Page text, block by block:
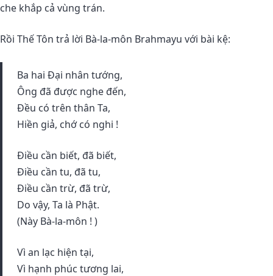
che khắp cả vùng trán.
Rồi Thế Tôn trả lời Bà-la-môn Brahmayu với bài kệ:
Ba hai Ðại nhân tướng,
Ông đã được nghe đến,
Ðều có trên thân Ta,
Hiền giả, chớ có nghi !
Ðiều cần biết, đã biết,
Ðiều cần tu, đã tu,
Ðiều cần trừ, đã trừ,
Do vậy, Ta là Phật.
(Này Bà-la-môn ! )
Vì an lạc hiện tại,
Vì hạnh phúc tương lai,